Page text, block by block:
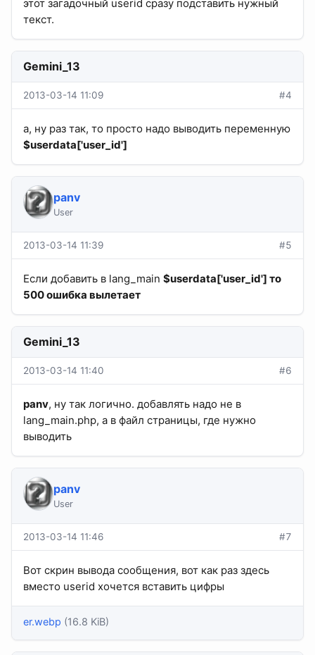
этот загадочный userid сразу подставить нужный
текст.
Gemini_13
2013-03-14 11:09 #4
а, ну раз так, то просто надо выводить переменную
$userdata['user_id']
panv
User
2013-03-14 11:39 #5
Если добавить в lang_main $userdata['user_id'] то
500 ошибка вылетает
Gemini_13
2013-03-14 11:40 #6
panv, ну так логично. добавлять надо не в
lang_main.php, а в файл страницы, где нужно
выводить
panv
User
2013-03-14 11:46 #7
Вот скрин вывода сообщения, вот как раз здесь
вместо userid хочется вставить цифры
er.webp (16.8 KiB)